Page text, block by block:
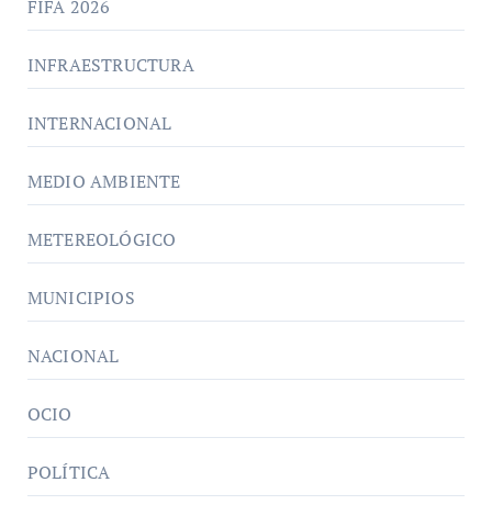
FIFA 2026
INFRAESTRUCTURA
INTERNACIONAL
MEDIO AMBIENTE
METEREOLÓGICO
MUNICIPIOS
NACIONAL
OCIO
POLÍTICA